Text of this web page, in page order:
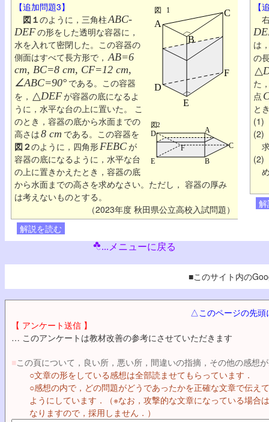
【追加問題3】
図１のように，三角柱ABC-
DEFの形をした透明な容器に，
水を入れて密閉した。この容器の
側面はすべて長方形で， AB=6
cm, BC=8 cm, CF=12 cm,
∠ABC=90° である。この容器
を， △DEFが容器の底になるよ
うに，水平な台の上に置いた。 こ
のとき，容器の底から水面までの
高さは8 cm である。この容器を
図２のように，四角形FEBCが
容器の底になるように，水平な台
の上に置きかえたとき，容器の底
から水面までの高さを求めなさい。ただし， 容器の厚み
は考えないものとする。
（2023年度 秋田県公立高校入試問題）
解説を読む
【
は
の
△
た
点
と
(1)
(2)
(2)
...メニューに戻る
■このサイト内の
△このページの先
【 アンケート送信 】
… このアンケートは教材改善の参考にさせていただきます
■この頁について，良い所，悪い所，間違いの指摘，その他の感想
○文章の形をしている感想は全部読ませてもらっています．
○感想の内で，どの問題がどうであったかを正確な文章で伝え
ようにしています．（※なお，攻撃的な文章になっている場合
なりますので，採用しません．）